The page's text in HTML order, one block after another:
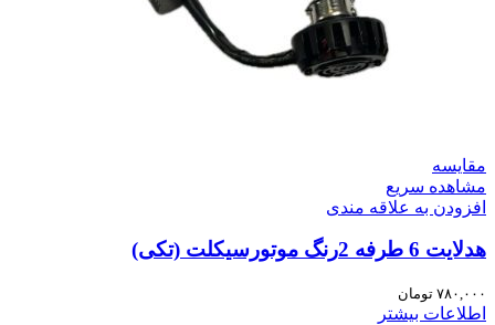
مقایسه
مشاهده سریع
افزودن به علاقه مندی
هدلایت 6 طرفه 2رنگ موتورسیکلت (تکی)
۷۸۰,۰۰۰ تومان
اطلاعات بیشتر